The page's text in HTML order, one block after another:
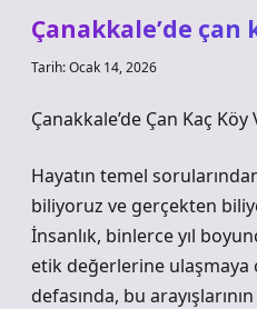
Çanakkale’de çan
Tarih: Ocak 14, 2026
Çanakkale’de Çan Kaç Köy
Hayatın temel
biliyoruz ve gerçekten
İnsanlık, binlerce yıl
etik değerlerine ulaşmaya
defasında, bu